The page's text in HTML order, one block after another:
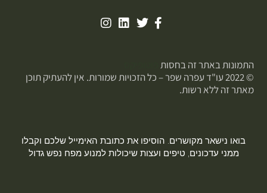
התמונות באתר זה בחסות
© 2022 עו"ד עפרה שפר – כל הזכויות שמורות. אין להעתיק תוכן
מאתר זה ללא רשות.
בואו נישאר מקושרים. הוסיפו את כתובת האימייל שלכם וקבלו
ממני עדכונים, טיפים ועצות שיכולות למנוע מפח נפש גדול